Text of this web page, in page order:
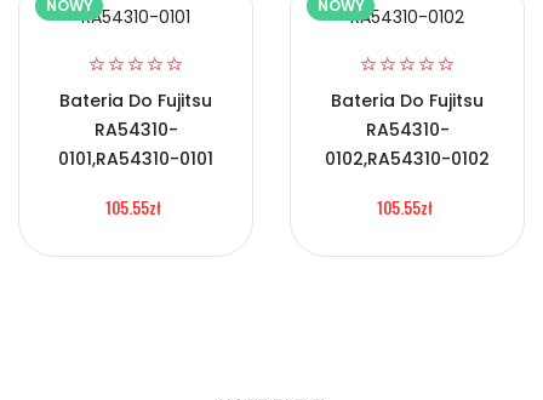
Certyfikaty bezpieczeństwa i zgodności
2.Numer produktu baterii
Numer produktu ładowarki
NOWY
Bateria Do Fujitsu
RA54310-
0101,RA54310-0101
105.55zł
NOWY
Bateria Do Fujitsu
RA54310-
0102,RA54310-0102
105.55zł